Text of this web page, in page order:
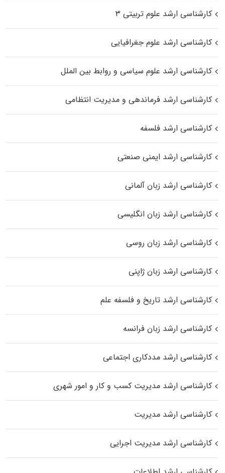
کارشناسی ارشد علوم تربیتی ۳
کارشناسی ارشد علوم جغرافیایی
کارشناسی ارشد علوم سیاسی و روابط بین الملل
کارشناسی ارشد فرماندهی و مدیریت انتظامی
کارشناسی ارشد فلسفه
کارشناسی ارشد ایمنی صنعتی
کارشناسی ارشد زبان آلمانی
کارشناسی ارشد زبان انگلیسی
کارشناسی ارشد زبان روسی
کارشناسی ارشد زبان ژاپنی
کارشناسی ارشد تاریخ و فلسفه علم
کارشناسی ارشد زبان فرانسه
کارشناسی ارشد مددکاری اجتماعی
کارشناسی ارشد مدیریت کسب و کار و امور شهری
کارشناسی ارشد مدیریت
کارشناسی ارشد مدیریت اجرایی